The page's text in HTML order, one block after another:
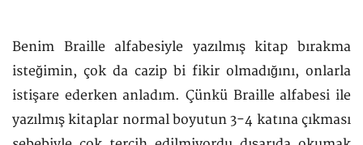
Benim Braille alfabesiyle yazılmış kitap bırakma
isteğimin, çok da cazip bi fikir olmadığını, onlarla
istişare ederken anladım. Çünkü Braille alfabesi ile
yazılmış kitaplar normal boyutun 3-4 katına çıkması